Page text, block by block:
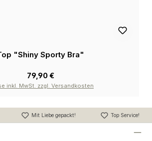
"Shiny Sporty Bra"
79,90 €
inkl. MwSt. zzgl. Versandkosten
Mit Liebe gepackt! Top Service!